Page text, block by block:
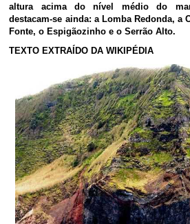
altura acima do nível médio do
destacam-se ainda: a Lomba Redonda, a
Fonte, o Espigãozinho e o Serrão Alto.
TEXTO EXTRAÍDO DA WIKIPÉDIA